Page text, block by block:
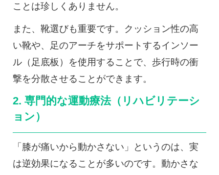
ことは珍しくありません。
また、靴選びも重要です。クッション性の高
い靴や、足のアーチをサポートするインソー
ル（足底板）を使用することで、歩行時の衝
撃を分散させることができます。
2. 専門的な運動療法（リハビリテーシ
ョン）
「膝が痛いから動かさない」というのは、実
は逆効果になることが多いのです。動かさな